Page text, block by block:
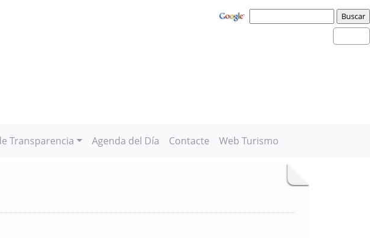
Transparencia Agenda del Día Contacte Web Turismo